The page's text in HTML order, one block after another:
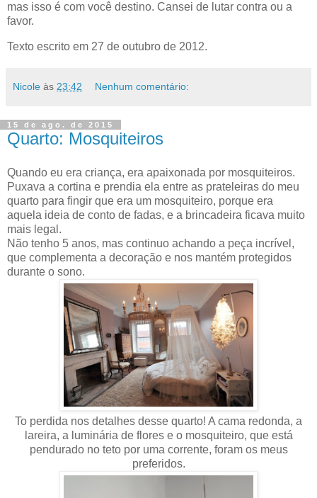
mas isso é com você destino. Cansei de lutar contra ou a
favor.
Texto escrito em 27 de outubro de 2012.
Nicole às 23:42 Nenhum comentário:
15 de ago. de 2015
Quarto: Mosquiteiros
Quando eu era criança, era apaixonada por mosquiteiros.
Puxava a cortina e prendia ela entre as prateleiras do meu
quarto para fingir que era um mosquiteiro, porque era
aquela ideia de conto de fadas, e a brincadeira ficava muito
mais legal.
Não tenho 5 anos, mas continuo achando a peça incrível,
que complementa a decoração e nos mantém protegidos
durante o sono.
To perdida nos detalhes desse quarto! A cama redonda, a
lareira, a luminária de flores e o mosquiteiro, que está
pendurado no teto por uma corrente, foram os meus
preferidos.